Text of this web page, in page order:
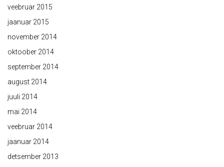
veebruar 2015
jaanuar 2015
november 2014
oktoober 2014
september 2014
august 2014
juuli 2014
mai 2014
veebruar 2014
jaanuar 2014
detsember 2013